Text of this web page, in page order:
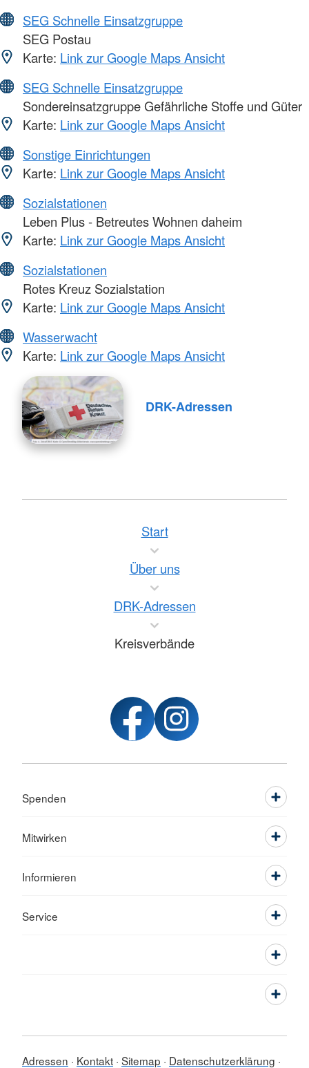
SEG Schnelle Einsatzgruppe
SEG Postau
Karte: Link zur Google Maps Ansicht
SEG Schnelle Einsatzgruppe
Sondereinsatzgruppe Gefährliche Stoffe und Güter
Karte: Link zur Google Maps Ansicht
Sonstige Einrichtungen
Karte: Link zur Google Maps Ansicht
Sozialstationen
Leben Plus - Betreutes Wohnen daheim
Karte: Link zur Google Maps Ansicht
Sozialstationen
Rotes Kreuz Sozialstation
Karte: Link zur Google Maps Ansicht
Wasserwacht
Karte: Link zur Google Maps Ansicht
DRK-Adressen
Start
Über uns
DRK-Adressen
Kreisverbände
Spenden
Mitwirken
Informieren
Service
Adressen Kontakt Sitemap Datenschutzerklärung